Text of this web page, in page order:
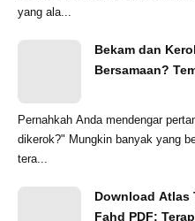
yang ala...
Bekam dan
Bersamaan?
Pernahkah Anda mendengar
dikerok?" Mungkin banyak yang
tera...
Download Atlas
Fahd PDF: